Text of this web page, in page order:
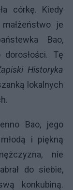
córkę. Kiedy
je
Bao,
Tę
Historyka
lokalnych
Bao, jego
i piękną
nie
do siebie,
konkubiną.